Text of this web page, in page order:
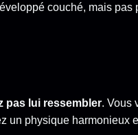
couché, mais pas
pas lui ressembler. Vous
un physique harmonieux